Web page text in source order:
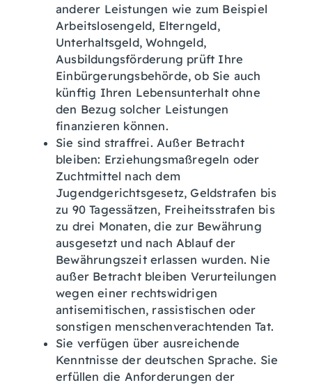
anderer Leistungen wie zum Beispiel
Arbeitslosengeld, Elterngeld,
Unterhaltsgeld, Wohngeld,
Ausbildungsförderung prüft Ihre
Einbürgerungsbehörde, ob Sie auch
künftig Ihren Lebensunterhalt ohne
den Bezug solcher Leistungen
finanzieren können.
Sie sind straffrei. Außer Betracht
bleiben: Erziehungsmaßregeln oder
Zuchtmittel nach dem
Jugendgerichtsgesetz, Geldstrafen bis
zu 90 Tagessätzen, Freiheitsstrafen bis
zu drei Monaten, die zur Bewährung
ausgesetzt und nach Ablauf der
Bewährungszeit erlassen wurden. Nie
außer Betracht bleiben Verurteilungen
wegen einer rechtswidrigen
antisemitischen, rassistischen oder
sonstigen menschenverachtenden Tat.
Sie verfügen über ausreichende
Kenntnisse der deutschen Sprache. Sie
erfüllen die Anforderungen der